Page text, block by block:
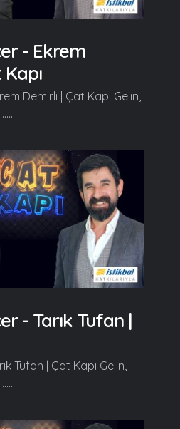
- Ekrem
Demirli | Çat Kapı Gelin,
- Tarık Tufan |
Tufan | Çat Kapı Gelin,